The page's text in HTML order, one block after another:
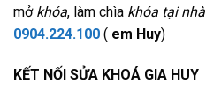
mở khóa, làm chìa khóa tại nhà
0904.224.100 ( em Huy)
KẾT NỐI SỬA KHOÁ GIA HUY